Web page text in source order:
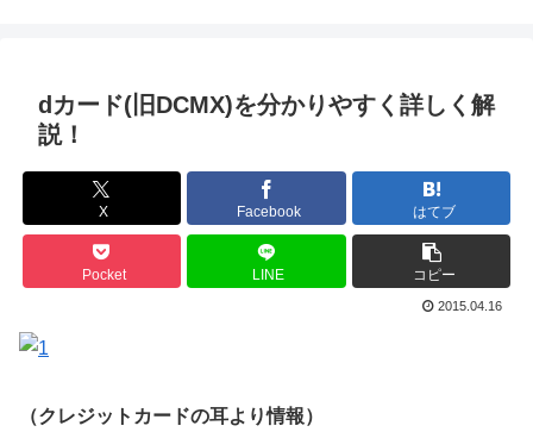
dカード(旧DCMX)を分かりやすく詳しく解
説！
X Facebook はてブ
Pocket LINE コピー
2015.04.16
（クレジットカードの耳より情報）